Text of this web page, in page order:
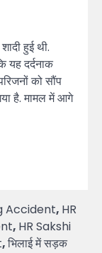
हुई थी.
यह दर्दनाक
को सौंप
है. मामल में आगे
Accident, HR
, HR Sakshi
,भिलाई में सड़क